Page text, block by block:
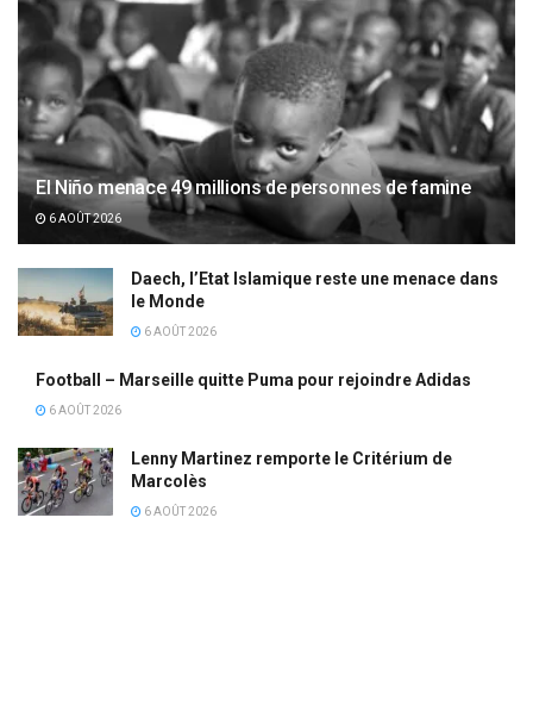
El Niño menace 49 millions de personnes de famine
6 AOÛT 2026
Daech, l’Etat Islamique reste une menace dans
le Monde
6 AOÛT 2026
Football – Marseille quitte Puma pour rejoindre Adidas
6 AOÛT 2026
Lenny Martinez remporte le Critérium de
Marcolès
6 AOÛT 2026